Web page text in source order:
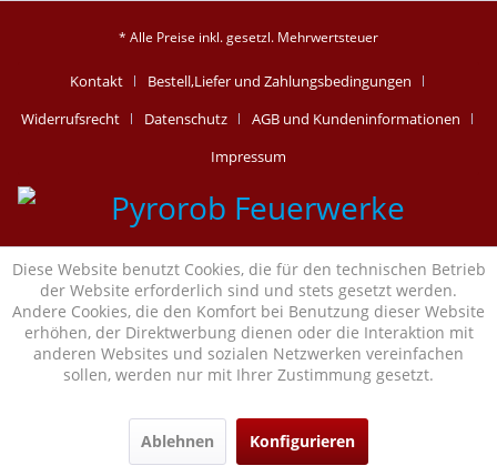
* Alle Preise inkl. gesetzl. Mehrwertsteuer
Kontakt
Bestell,Liefer und Zahlungsbedingungen
Widerrufsrecht
Datenschutz
AGB und Kundeninformationen
Impressum
Diese Website benutzt Cookies, die für den technischen Betrieb
der Website erforderlich sind und stets gesetzt werden.
Andere Cookies, die den Komfort bei Benutzung dieser Website
erhöhen, der Direktwerbung dienen oder die Interaktion mit
anderen Websites und sozialen Netzwerken vereinfachen
sollen, werden nur mit Ihrer Zustimmung gesetzt.
Ablehnen Konfigurieren